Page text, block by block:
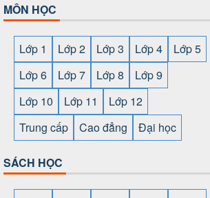
MÔN HỌC
Lớp 1 Lớp 2 Lớp 3 Lớp 4
Lớp 5
Lớp 6
Lớp 7 Lớp 8
Lớp 9
Lớp 10
Lớp 11
Lớp 12
Trung cấp
Cao đẳng Đại học
SÁCH HỌC